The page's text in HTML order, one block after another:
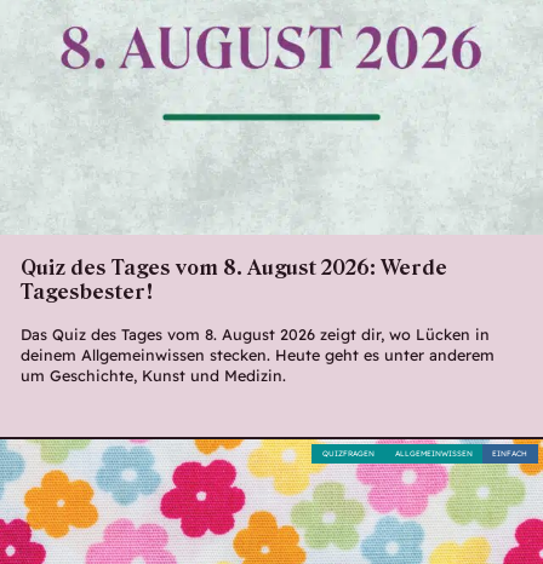
Quiz des Tages vom 8. August 2026: Werde
Tagesbester!
Das Quiz des Tages vom 8. August 2026 zeigt dir, wo Lücken in
deinem Allgemeinwissen stecken. Heute geht es unter anderem
um Geschichte, Kunst und Medizin.
EINFACH
ALLGEMEINWISSEN
QUIZFRAGEN